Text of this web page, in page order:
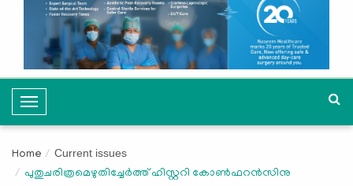
T
o
g
l
Home Current issues
പുതുചരിത്രമെഴുതിച്ചേര്‍ത്ത് ഹിസ്റ്ററി കോണ്‍ഫറന്‍സിനു